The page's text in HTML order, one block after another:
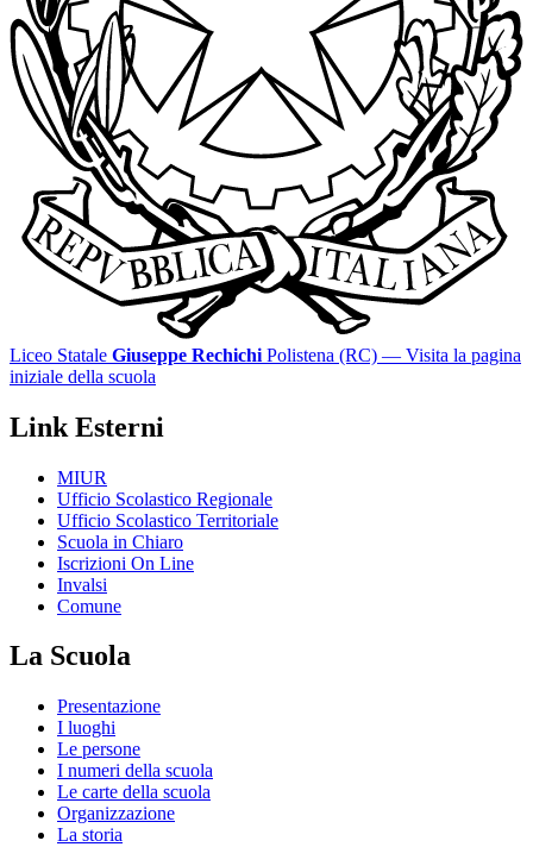
Liceo Statale Giuseppe Rechichi Polistena (RC) — Visita la pagina
iniziale della scuola
Link Esterni
MIUR
Ufficio Scolastico Regionale
Ufficio Scolastico Territoriale
Scuola in Chiaro
Iscrizioni On Line
Invalsi
Comune
La Scuola
Presentazione
I luoghi
Le persone
I numeri della scuola
Le carte della scuola
Organizzazione
La storia